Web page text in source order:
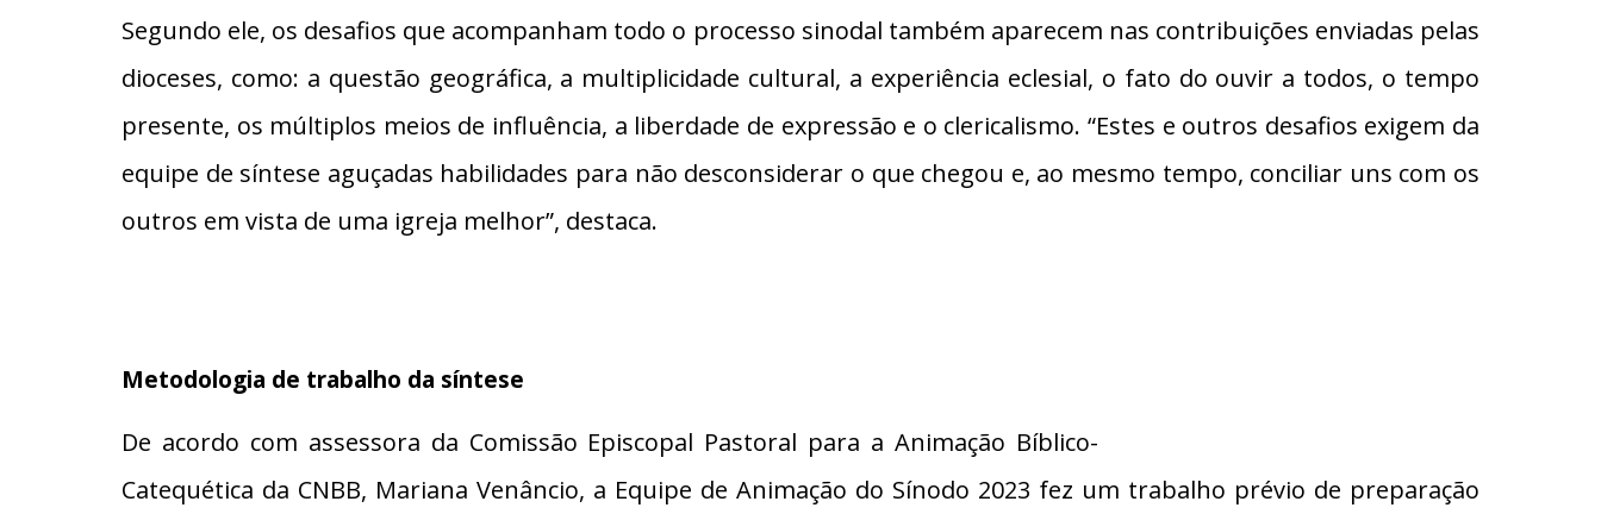
Segundo ele, os desafios que acompanham todo o processo sinodal também aparecem nas contribuições enviadas pelas
dioceses, como: a questão geográfica, a multiplicidade cultural, a experiência eclesial, o fato do ouvir a todos, o tempo
presente, os múltiplos meios de influência, a liberdade de expressão e o clericalismo. “Estes e outros desafios exigem da
equipe de síntese aguçadas habilidades para não desconsiderar o que chegou e, ao mesmo tempo, conciliar uns com os
outros em vista de uma igreja melhor”, destaca.
Metodologia de trabalho da síntese
De acordo com assessora da Comissão Episcopal Pastoral para a Animação Bíblico-
Catequética da CNBB, Mariana Venâncio, a Equipe de Animação do Sínodo 2023 fez um trabalho prévio de preparação